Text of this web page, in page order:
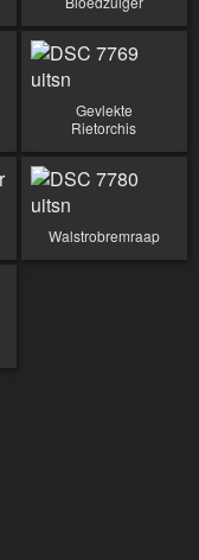
Gevlekte
Rietorchis
Walstrobremraap